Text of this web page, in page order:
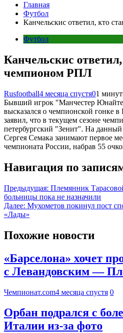
Главная
Футбол
Канчельскис ответил, кто
Футбол
Канчельскис
чемпионом РПЛ
Rusfootball4 месяца спустя01
Бывший игрок "Манчестер
высказался о чемпионской гонке
заявил, что в текущем сезоне
петербургский "Зенит". На
Сергея Семака занимают первое
чемпионата России, набрав 55
Навигация по
Предыдущая: Племянник
больницы пока не назначили
Далее: Мухометов покинул пост
«Лады»
Похожие новости
«Барселона» хочет
с Левандовским —
Чемпионат.com4 месяца спустя 0
Орбан подрался с
Италии из-за фото